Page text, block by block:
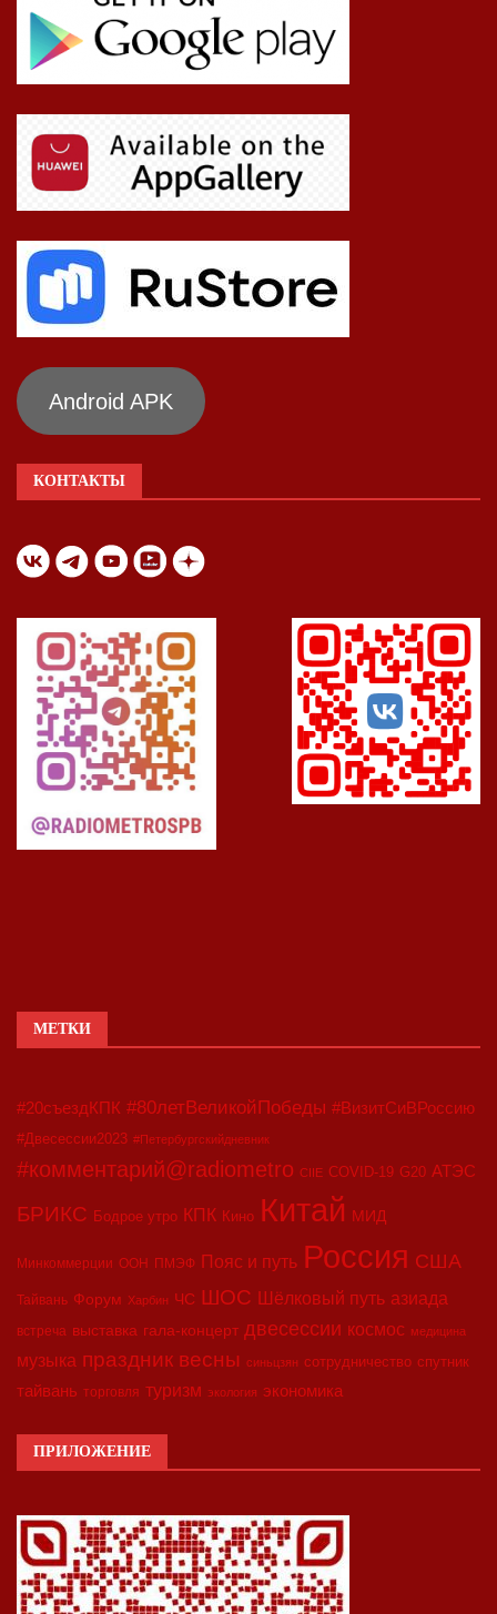
Android APK
КОНТАКТЫ
МЕТКИ
#20съездКПК #80летВеликойПобеды #ВизитСиВРоссию
#Двесессии2023 #Петербургскийдневник
#комментарий@radiometro CIIE COVID-19 G20 АТЭС
БРИКС Бодрое утро КПК Кино Китай МИД
Минкоммерции ООН ПМЭФ Пояс и путь Россия США
Тайвань Форум Харбин ЧС ШОС Шёлковый путь азиада
встреча выставка гала-концерт двесессии космос медицина
музыка праздник весны синьцзян сотрудничество спутник
тайвань торговля туризм экология экономика
ПРИЛОЖЕНИЕ